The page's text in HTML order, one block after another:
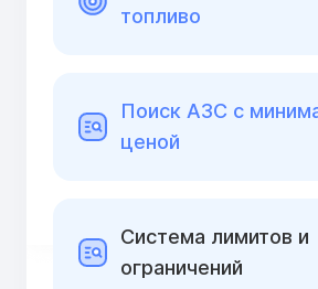
топливо
Поиск АЗС с
ценой
Cистема лимитов и
ограничений